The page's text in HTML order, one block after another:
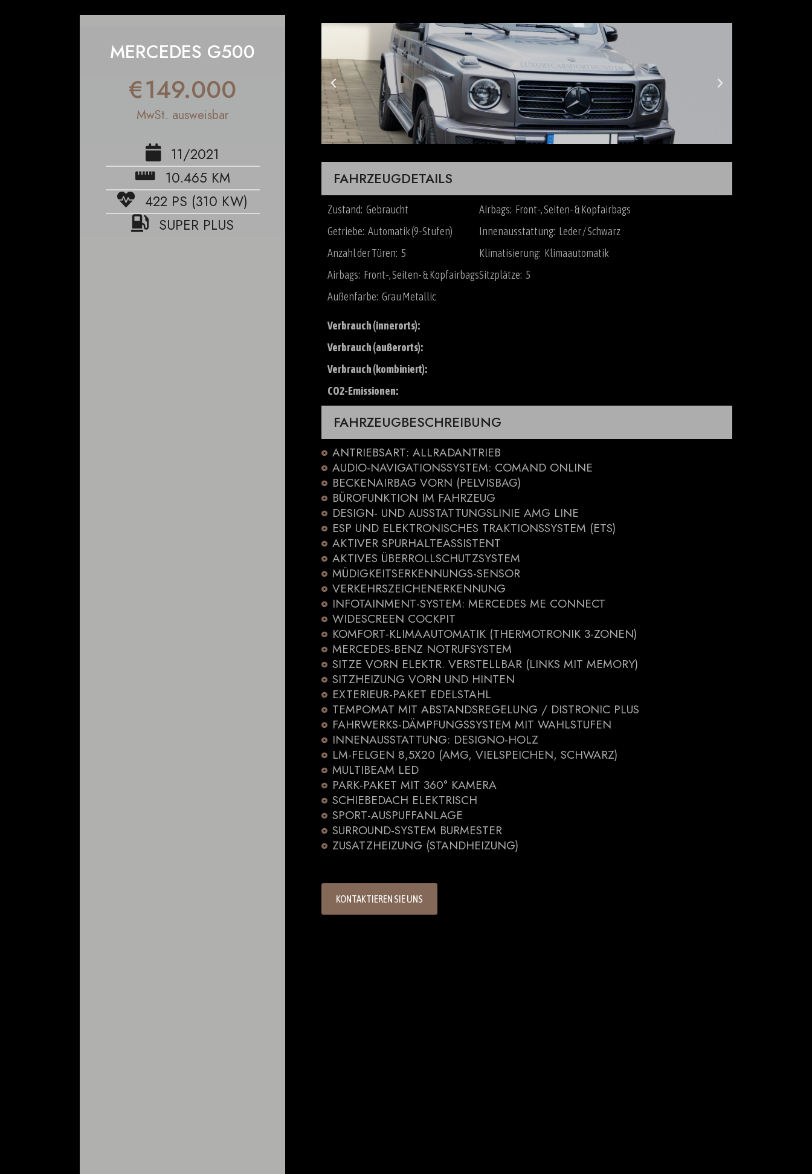
MERCEDES G500
€149.000
MwSt. ausweisbar
11/2021
10.465 KM
422 PS (310 KW)
SUPER PLUS
FAHRZEUGDETAILS
Zustand: Gebraucht
Getriebe: Automatik (9-Stufen)
Anzahl der Türen: 5
Airbags: Front-, Seiten- & Kopfairbags
Außenfarbe: Grau Metallic
Airbags: Front-, Seiten- & Kopfairbags
Innenausstattung: Leder / Schwarz
Klimatisierung: Klimaautomatik
Sitzplätze: 5
Verbrauch (innerorts):
Verbrauch (außerorts):
Verbrauch (kombiniert):
CO2-Emissionen:
FAHRZEUGBESCHREIBUNG
ANTRIEBSART: ALLRADANTRIEB
AUDIO-NAVIGATIONSSYSTEM: COMAND ONLINE
BECKENAIRBAG VORN (PELVISBAG)
BÜROFUNKTION IM FAHRZEUG
DESIGN- UND AUSSTATTUNGSLINIE AMG LINE
ESP UND ELEKTRONISCHES TRAKTIONSSYSTEM (ETS)
AKTIVER SPURHALTEASSISTENT
AKTIVES ÜBERROLLSCHUTZSYSTEM
MÜDIGKEITSERKENNUNGS-SENSOR
VERKEHRSZEICHENERKENNUNG
INFOTAINMENT-SYSTEM: MERCEDES ME CONNECT
WIDESCREEN COCKPIT
KOMFORT-KLIMAAUTOMATIK (THERMOTRONIK 3-ZONEN)
MERCEDES-BENZ NOTRUFSYSTEM
SITZE VORN ELEKTR. VERSTELLBAR (LINKS MIT MEMORY)
SITZHEIZUNG VORN UND HINTEN
EXTERIEUR-PAKET EDELSTAHL
TEMPOMAT MIT ABSTANDSREGELUNG / DISTRONIC PLUS
FAHRWERKS-DÄMPFUNGSSYSTEM MIT WAHLSTUFEN
INNENAUSSTATTUNG: DESIGNO-HOLZ
LM-FELGEN 8,5X20 (AMG, VIELSPEICHEN, SCHWARZ)
MULTIBEAM LED
PARK-PAKET MIT 360° KAMERA
SCHIEBEDACH ELEKTRISCH
SPORT-AUSPUFFANLAGE
SURROUND-SYSTEM BURMESTER
ZUSATZHEIZUNG (STANDHEIZUNG)
KONTAKTIEREN SIE UNS